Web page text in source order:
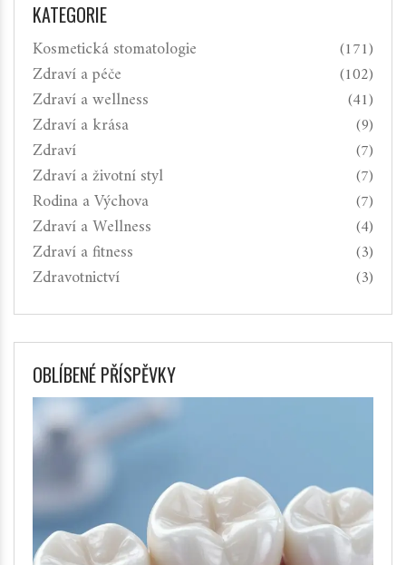
KATEGORIE
Kosmetická stomatologie (171)
Zdraví a péče (102)
Zdraví a wellness (41)
Zdraví a krása (9)
Zdraví (7)
Zdraví a životní styl (7)
Rodina a Výchova (7)
Zdraví a Wellness (4)
Zdraví a fitness (3)
Zdravotnictví (3)
OBLÍBENÉ PŘÍSPĚVKY